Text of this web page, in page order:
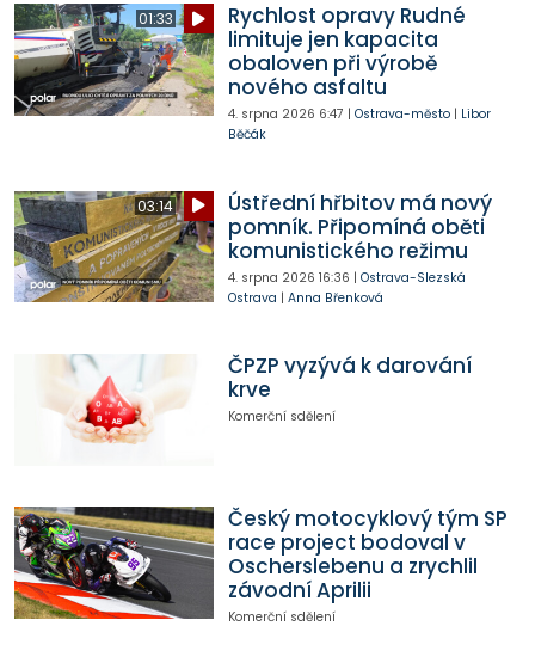
01:33
Rychlost opravy Rudné
limituje jen kapacita
obaloven při výrobě
nového asfaltu
4. srpna 2026 6:47 | Ostrava-město| Libor
Běčák
03:14
Ústřední hřbitov má nový
pomník. Připomíná oběti
komunistického režimu
4. srpna 2026 16:36 | Ostrava-Slezská
Ostrava | Anna Břenková
ČPZP vyzývá k darování
krve
Komerční sdělení
Český motocyklový tým SP
race project bodoval v
Oscherslebenu a zrychlil
závodní Aprilii
Komerční sdělení